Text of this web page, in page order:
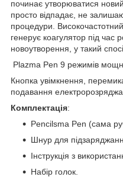
починає утворюватися
просто відпадає, не
процедури.
генерує коагулятор під час
новоутворення, у такий
Plazma Pen 9 режимів
Кнопка увімкнення,
подавання
Комплектація:
Pencilsma Pen (сама
Шнур для
Інструкція з
Набір голок.